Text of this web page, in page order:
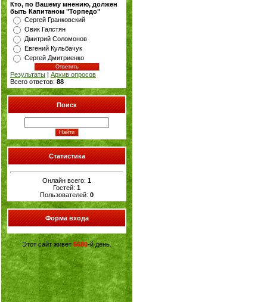
Кто, по Вашему мнению, должен
быть Капитаном "Торпедо"
Сергей Гранковский
Овик Галстян
Дмитрий Соломонов
Евгений Кульбачук
Сергей Дмитриенко
Результаты | Архив опросов
Всего ответов: 88
Поиск
Статистика
Онлайн всего: 1
Гостей: 1
Пользователей: 0
Форма входа
Этот сайт живет5680-й день.